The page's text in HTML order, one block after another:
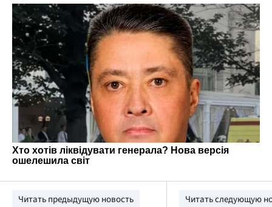
Читать предыдущую новость Читать следующую